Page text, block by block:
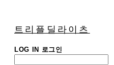
트리플딜라이츠
LOG IN 로그인